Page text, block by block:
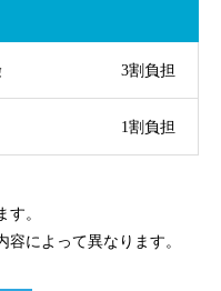
3割負担
1割負担
。
によって異なります。